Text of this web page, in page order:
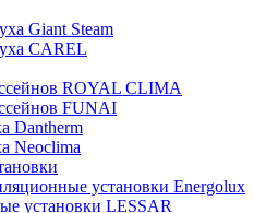
Giant Steam
CAREL
ROYAL CLIMA
FUNAI
Dantherm
Neoclima
установки Energolux
установки LESSAR